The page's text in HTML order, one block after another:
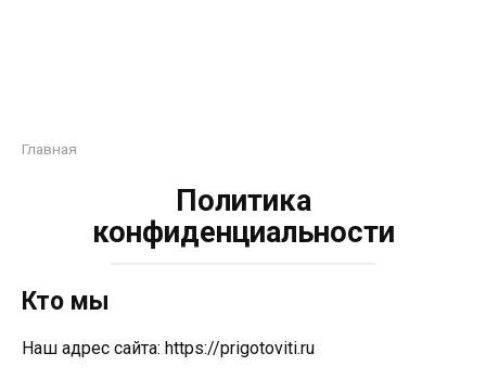
Главная
Политика
конфиденциальности
Кто мы
Наш адрес сайта: https://prigotoviti.ru